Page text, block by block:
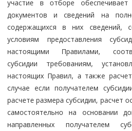
участие в отборе обеспечивает
документов и сведений на
содержащихся в них сведений,
условиям предоставления
настоящими Правилами,
субсидии требованиям,
настоящих Правил, а также
случае если получателем
расчете размера субсидии, расчет
самостоятельно на основании
направленных получателем